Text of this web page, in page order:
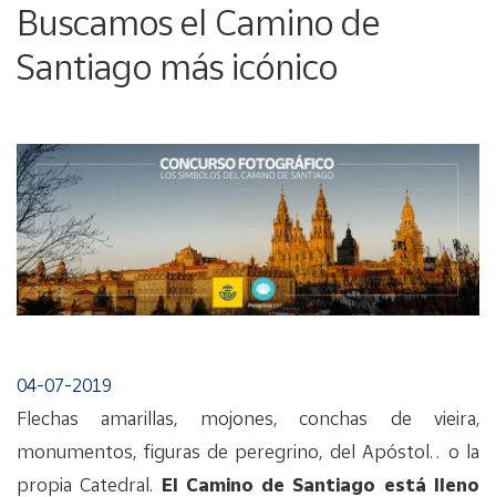
Buscamos el Camino de
Santiago más icónico
04-07-2019
Flechas amarillas, mojones, conchas de vieira,
monumentos, figuras de peregrino, del Apóstol… o la
propia Catedral. El Camino de Santiago está lleno